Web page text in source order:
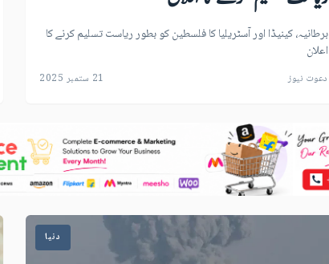
برطانیہ، کینیڈا اور آسٹریلیا کا فلسطین کو بطور ریاست تسلیم کرنے کا
اعلان
دعوت نیوز 21 ستمبر 2025
دنیا